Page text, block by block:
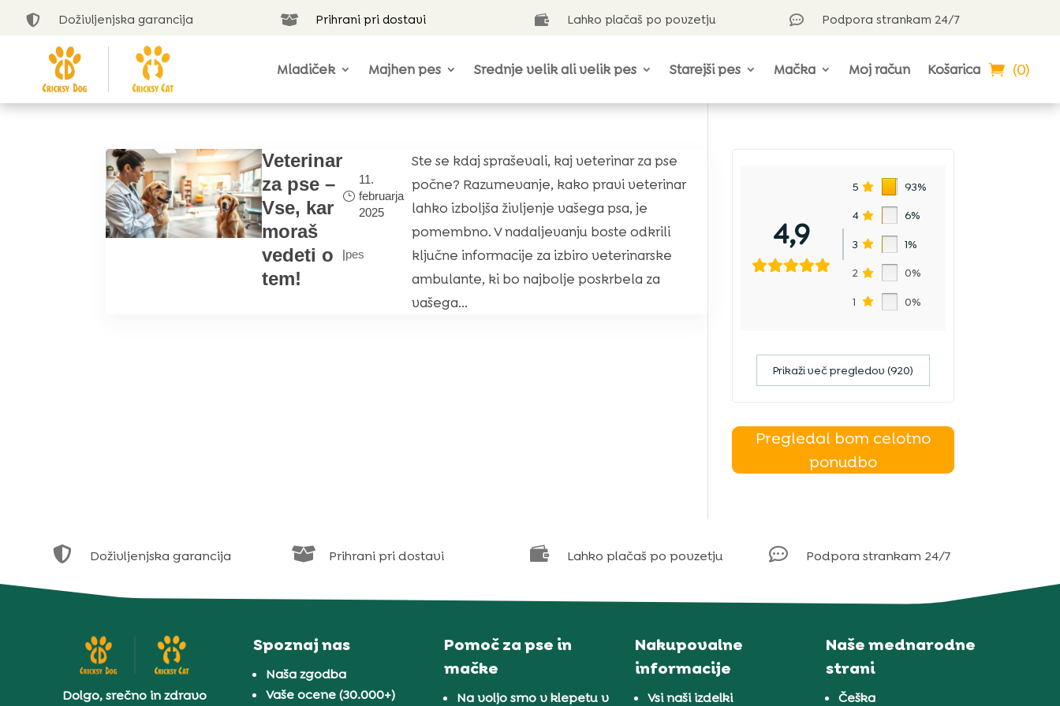
 Doživljenjska garancija  Prihrani pri dostavi  Lahko plačaš po povzetju  Podpora strankam 24/7
Mladiček Majhen pes Srednje velik ali velik pes Starejši pes Mačka Moj račun Košarica (0)
Veterinar
za pse –
Vse, kar
moraš
vedeti o
tem!
11.
februarja
2025
|pes
Ste se kdaj spraševali, kaj veterinar za pse
počne? Razumevanje, kako pravi veterinar
lahko izboljša življenje vašega psa, je
pomembno. V nadaljevanju boste odkrili
ključne informacije za izbiro veterinarske
ambulante, ki bo najbolje poskrbela za
vašega...
4,9
5 93%
4 6%
3 1%
2 0%
1 0%
Prikaži več pregledov (920)
Pregledal bom celotno
ponudbo
 Doživljenjska garancija  Prihrani pri dostavi  Lahko plačaš po povzetju  Podpora strankam 24/7
Dolgo, srečno in zdravo
Spoznaj nas
Naša zgodba
Vaše ocene (30.000+)
Pomoč za pse in
mačke
Na voljo smo v klepetu v
Nakupovalne
informacije
Vsi naši izdelki
Naše mednarodne
strani
Češka